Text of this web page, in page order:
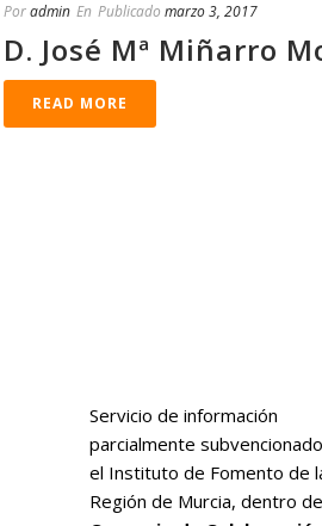
Poradmin En Publicado marzo 3, 2017
D. José Mª Miñarro
READ MORE
Servicio de información
parcialmente
el Instituto de Fomento de
Región de Murcia, dentro